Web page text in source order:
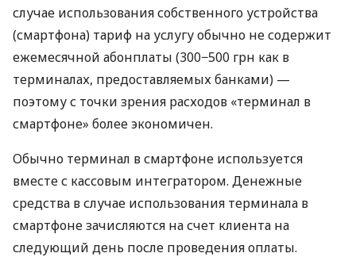
случае использования собственного устройства
(смартфона) тариф на услугу обычно не содержит
ежемесячной абонплаты (300−500 грн как в
терминалах, предоставляемых банками) —
поэтому с точки зрения расходов «терминал в
смартфоне» более экономичен.
Обычно терминал в смартфоне используется
вместе с кассовым интегратором. Денежные
средства в случае использования терминала в
смартфоне зачисляются на счет клиента на
следующий день после проведения оплаты.